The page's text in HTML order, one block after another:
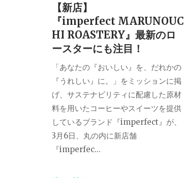
【新店】
『imperfect MARUNOUC
HI ROASTERY』最新のロ
ースターにも注目！
「あなたの『おいしい』を、だれかの
『うれしい』に。」をミッションに掲
げ、サステナビリティに配慮した原材
料を用いたコーヒーやスイーツを提供
しているブランド『imperfect』が、
3月6日、丸の内に新店舗
『imperfec...